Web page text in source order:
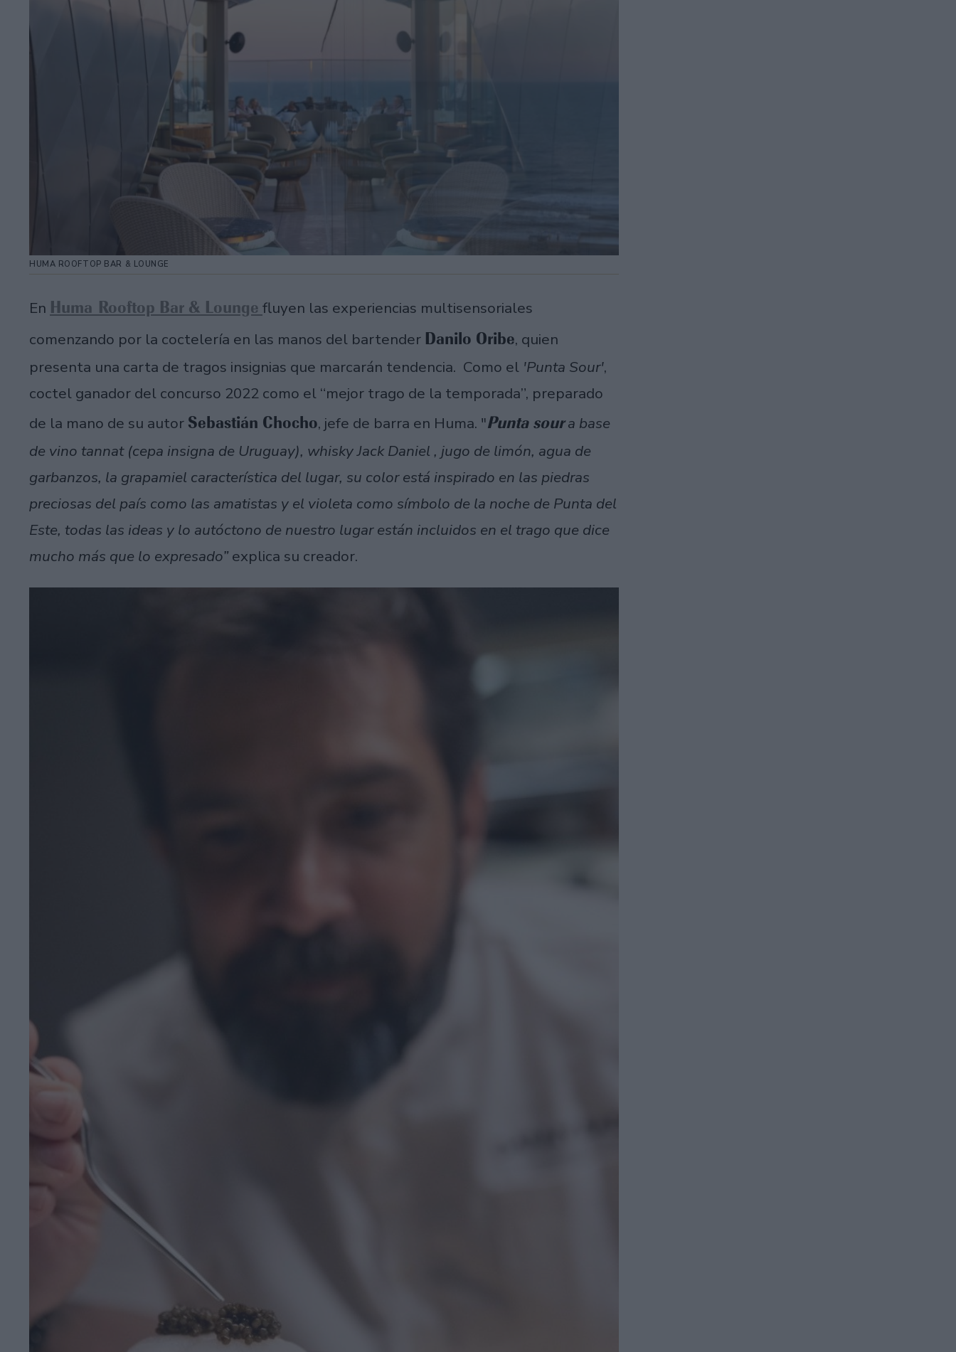
HUMA ROOFTOP BAR & LOUNGE
En Huma Rooftop Bar & Lounge fluyen las experiencias multisensoriales
comenzando por la coctelería en las manos del bartender Danilo Oribe, quien
presenta una carta de tragos insignias que marcarán tendencia. Como el 'Punta Sour',
coctel ganador del concurso 2022 como el “mejor trago de la temporada”, preparado
de la mano de su autor Sebastián Chocho, jefe de barra en Huma. "Punta soura base
de vino tannat (cepa insigna de Uruguay), whisky Jack Daniel , jugo de limón, agua de
garbanzos, la grapamiel característica del lugar, su color está inspirado en las piedras
preciosas del país como las amatistas y el violeta como símbolo de la noche de Punta del
Este, todas las ideas y lo autóctono de nuestro lugar están incluidos en el trago que dice
mucho más que lo expresado” explica su creador.